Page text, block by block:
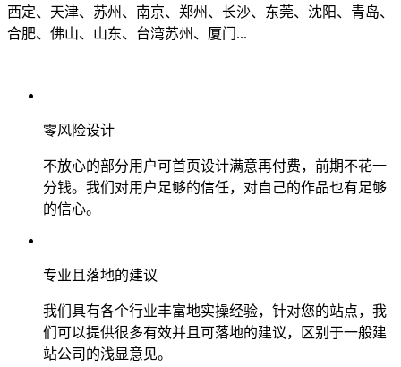
西定、天津、苏州、南京、郑州、长沙、东莞、沈阳、青岛、
合肥、佛山、山东、台湾苏州、厦门...
零风险设计
不放心的部分用户可首页设计满意再付费，前期不花一
分钱。我们对用户足够的信任，对自己的作品也有足够
的信心。
专业且落地的建议
我们具有各个行业丰富地实操经验，针对您的站点，我
们可以提供很多有效并且可落地的建议，区别于一般建
站公司的浅显意见。